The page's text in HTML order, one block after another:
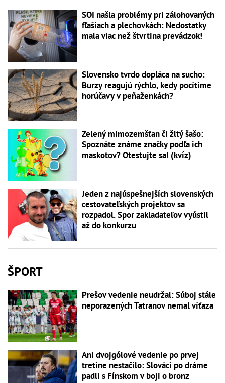
SOI našla problémy pri zálohovaných
fľašiach a plechovkách: Nedostatky
mala viac než štvrtina prevádzok!
Slovensko tvrdo dopláca na sucho:
Burzy reagujú rýchlo, kedy pocítime
horúčavy v peňaženkách?
Zelený mimozemšťan či žltý šašo:
Spoznáte známe značky podľa ich
maskotov? Otestujte sa! (kvíz)
Jeden z najúspešnejších slovenských
cestovateľských projektov sa
rozpadol. Spor zakladateľov vyústil
až do konkurzu
ŠPORT
Prešov vedenie neudržal: Súboj stále
neporazených Tatranov nemal víťaza
Ani dvojgólové vedenie po prvej
tretine nestačilo: Slováci po dráme
padli s Fínskom v boji o bronz